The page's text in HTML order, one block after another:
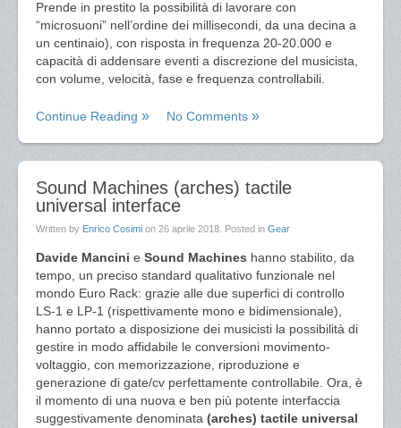
Prende in prestito la possibilità di lavorare con
“microsuoni” nell’ordine dei millisecondi, da una decina a
un centinaio), con risposta in frequenza 20-20.000 e
capacità di addensare eventi a discrezione del musicista,
con volume, velocità, fase e frequenza controllabili.
Continue Reading No Comments
Sound Machines (arches) tactile
universal interface
Written by Enrico Cosimi on 26 aprile 2018 . Posted in Gear
Davide Mancini e Sound Machines hanno stabilito, da
tempo, un preciso standard qualitativo funzionale nel
mondo Euro Rack: grazie alle due superfici di controllo
LS-1 e LP-1 (rispettivamente mono e bidimensionale),
hanno portato a disposizione dei musicisti la possibilità di
gestire in modo affidabile le conversioni movimento-
voltaggio, con memorizzazione, riproduzione e
generazione di gate/cv perfettamente controllabile. Ora, è
il momento di una nuova e ben più potente interfaccia
suggestivamente denominata (arches) tactile universal